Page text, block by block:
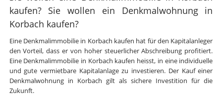
kaufen? Sie wollen ein Denkmalwohnung in
Korbach kaufen?
Eine Denkmalimmobilie in Korbach kaufen hat für den Kapitalanleger
den Vorteil, dass er von hoher steuerlicher Abschreibung profitiert.
Eine Denkmalimmobilie in Korbach kaufen heisst, in eine individuelle
und gute vermietbare Kapitalanlage zu investieren. Der Kauf einer
Denkmalwohnung in Korbach gilt als sichere Investition für die
Zukunft.